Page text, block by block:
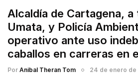
Alcaldía de Cartagena,
Umata, y Policía
operativo ante uso
caballos en carreras en
Por Anibal Theran Tom
24 de enero